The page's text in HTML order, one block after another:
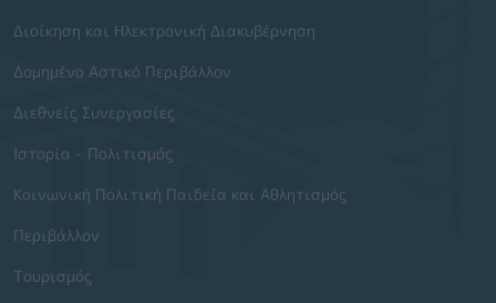
Διοίκηση και Ηλεκτρονική Διακυβέρνηση
Δομημένο Αστικό Περιβάλλον
Διεθνείς Συνεργασίες
Ιστορία - Πολιτισμός
Κοινωνική Πολιτική Παιδεία και Αθλητισμός
Περιβάλλον
Τουρισμός